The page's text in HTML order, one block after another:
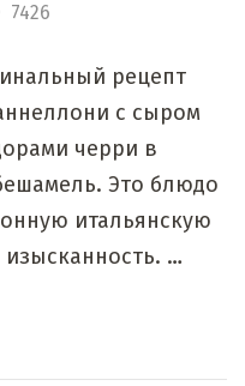
7426
рецепт
с сыром
черри в
Это блюдо
итальянскую
…